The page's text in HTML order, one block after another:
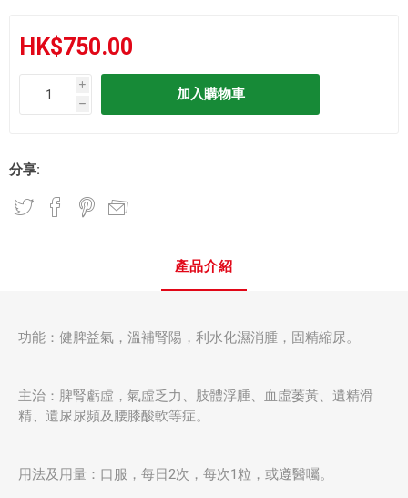
HK$750.00
i
h
分享:
產品介紹
功能：健脾益氣，溫補腎陽，利水化濕消腫，固精縮尿。
主治：脾腎虧虛，氣虛乏力、肢體浮腫、血虛萎黃、遺精滑
精、遺尿尿頻及腰膝酸軟等症。
用法及用量：口服，每日2次，每次1粒，或遵醫囑。